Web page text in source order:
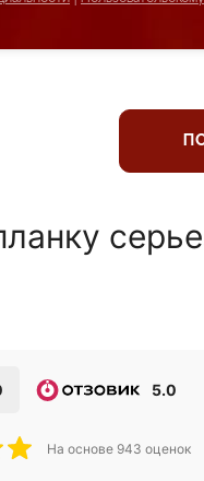
5.0
На основе 943 оценок